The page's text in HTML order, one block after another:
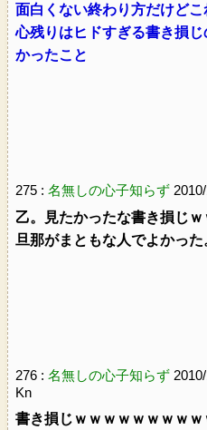
面白くない終わり方だけどこ
心残りはヒドすぎる書き損
かったこと
275 : 名無しの心子知らず
乙。見たかったな書き損じｗ
旦那がまともな人でよかった
276 : 名無しの心子知らず
Kn
書き損じｗｗｗｗｗｗｗｗｗ